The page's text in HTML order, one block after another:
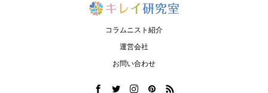
コラムニスト紹介
運営会社
お問い合わせ